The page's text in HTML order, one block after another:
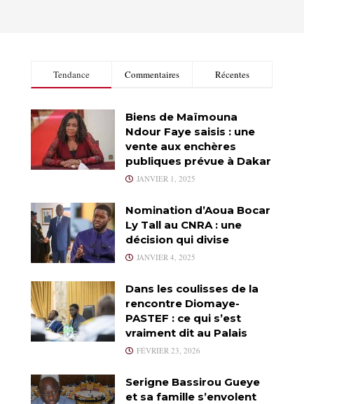
Tendance Commentaires Récentes
Biens de Maïmouna
Ndour Faye saisis : une
vente aux enchères
publiques prévue à Dakar
JANVIER 1, 2025
Nomination d’Aoua Bocar
Ly Tall au CNRA : une
décision qui divise
JANVIER 4, 2025
Dans les coulisses de la
rencontre Diomaye-
PASTEF : ce qui s’est
vraiment dit au Palais
FÉVRIER 23, 2026
Serigne Bassirou Gueye
et sa famille s’envolent